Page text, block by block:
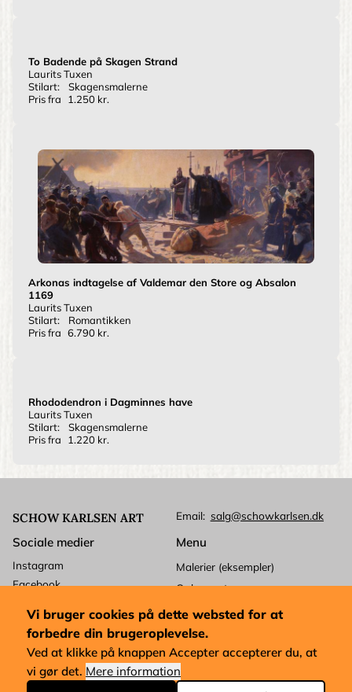
To Badende på Skagen Strand
Laurits Tuxen
Stilart:
Skagensmalerne
Pris fra
1.250 kr.
Arkonas indtagelse af Valdemar den Store og Absalon
1169
Laurits Tuxen
Stilart:
Romantikken
Pris fra 6.790 kr.
Rhododendron i Dagminnes have
Laurits Tuxen
Stilart:
Skagensmalerne
Pris fra
1.220 kr.
SCHOW KARLSEN ART Email salg@schowkarlsen.dk
Menu
Malerier (eksempler)
Ophavsret
Kundeservice
Levering
Forretningsbetingelser
Købsforkøb og udførelse
Sociale medier
Instagram
Facebook
Mastercard
Vi bruger cookies på dette websted for at
forbedre din brugeroplevelse.
Ved at klikke på knappen Accepter accepterer du, at
vi gør det. Mere information